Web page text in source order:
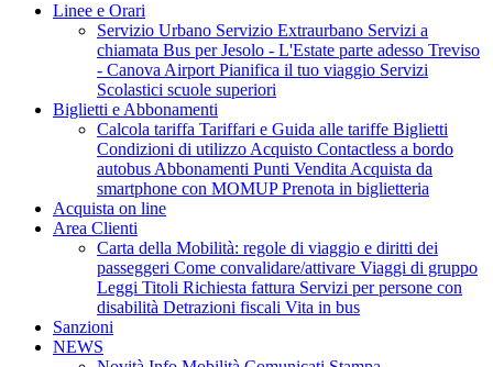
Linee e Orari
Servizio Urbano Servizio Extraurbano Servizi a
chiamata Bus per Jesolo - L'Estate parte adesso Treviso
- Canova Airport Pianifica il tuo viaggio Servizi
Scolastici scuole superiori
Biglietti e Abbonamenti
Calcola tariffa Tariffari e Guida alle tariffe Biglietti
Condizioni di utilizzo Acquisto Contactless a bordo
autobus Abbonamenti Punti Vendita Acquista da
smartphone con MOMUPPrenota in biglietteria
Acquista on line
Area Clienti
Carta della Mobilità: regole di viaggio e diritti dei
passeggeri Come convalidare/attivare Viaggi di gruppo
Leggi Titoli Richiesta fattura Servizi per persone con
disabilità Detrazioni fiscali Vita in bus
Sanzioni
NEWS